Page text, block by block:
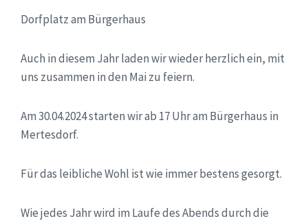
Dorfplatz am Bürgerhaus
Auch in diesem Jahr laden wir wieder herzlich ein, mit
uns zusammen in den Mai zu feiern.
Am 30.04.2024 starten wir ab 17 Uhr am Bürgerhaus in
Mertesdorf.
Für das leibliche Wohl ist wie immer bestens gesorgt.
Wie jedes Jahr wird im Laufe des Abends durch die